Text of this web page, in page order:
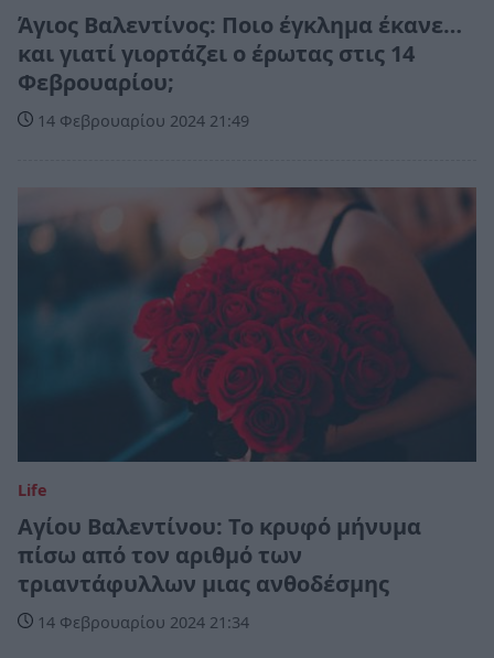
Άγιος Βαλεντίνος: Ποιο έγκλημα έκανε…
και γιατί γιορτάζει ο έρωτας στις 14
Φεβρουαρίου;
14 Φεβρουαρίου 2024 21:49
Life
Αγίου Βαλεντίνου: Το κρυφό μήνυμα
πίσω από τον αριθμό των
τριαντάφυλλων μιας ανθοδέσμης
14 Φεβρουαρίου 2024 21:34